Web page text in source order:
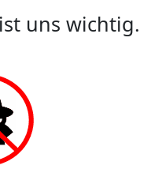
uns wichtig.